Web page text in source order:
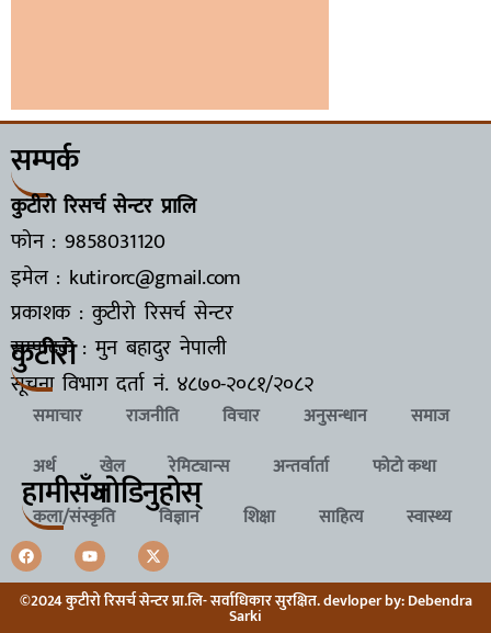
सम्पर्क
कुटीरो रिसर्च सेन्टर प्रालि
फोन : 9858031120
इमेल : kutirorc@gmail.com
प्रकाशक : कुटीरो रिसर्च सेन्टर
सम्पादक : मुन बहादुर नेपाली
सूचना विभाग दर्ता नं. ४८७०-२०८१/२०८२
कुटीरो
समाचार राजनीति विचार अनुसन्धान
समाज
अर्थ
खेल रेमिट्यान्स अन्तर्वार्ता
फोटो कथा
कला/संस्कृति
विज्ञान शिक्षा साहित्य स्वास्थ्य
हामीसँगजाेडिनुहाेस्
©2024 कुटीरो रिसर्च सेन्टर प्रा.लि- सर्वाधिकार सुरक्षित. devloper by: Debendra
Sarki